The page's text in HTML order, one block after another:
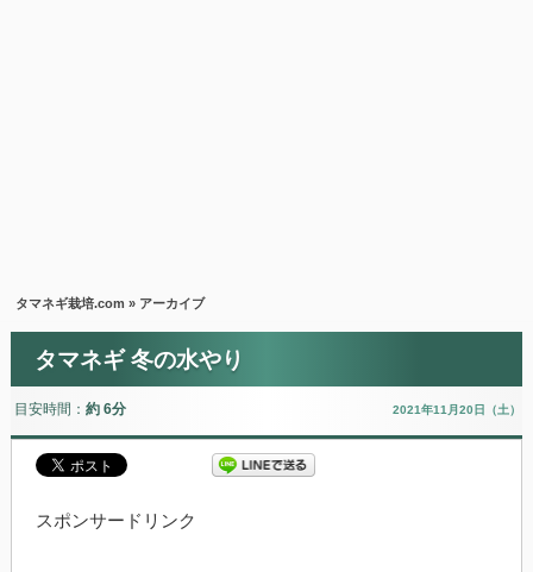
タマネギ栽培.com » アーカイブ
タマネギ 冬の水やり
目安時間： 約 6分 2021年11月20日（土）
スポンサードリンク